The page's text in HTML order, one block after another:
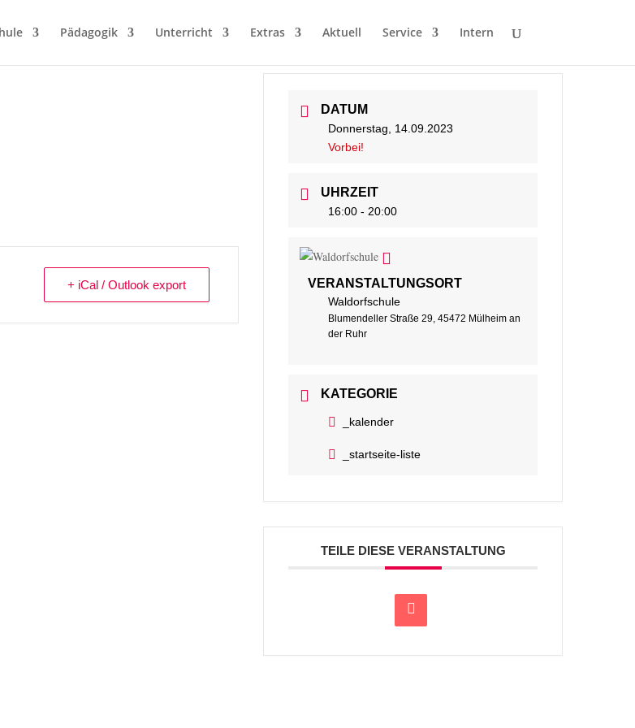
Pädagogik Unterricht Extras Aktuell Service Intern
+ iCal / Outlook export
DATUM
Donnerstag, 14.09.2023
Vorbei!
UHRZEIT
16:00 - 20:00
VERANSTALTUNGSORT
Waldorfschule
Blumendeller Straße 29, 45472 Mülheim an
der Ruhr
KATEGORIE
_kalender
_startseite-liste
TEILE DIESE VERANSTALTUNG